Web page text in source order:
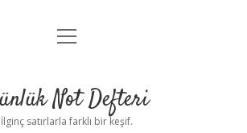
Anasayfa
Yasal Uyarı
menüyü
Not Defteri
İlginç satırlarla farklı bir keşif.